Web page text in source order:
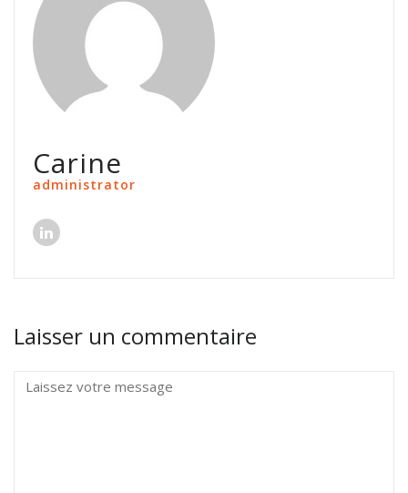
Carine
administrator
Laisser un commentaire